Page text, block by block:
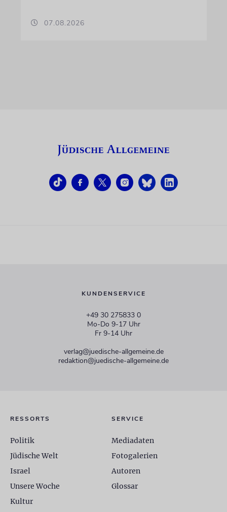
07.08.2026
KUNDENSERVICE
+49 30 275833 0
Mo-Do 9-17 Uhr
Fr 9-14 Uhr
verlag@juedische-allgemeine.de
redaktion@juedische-allgemeine.de
RESSORTS
Politik
Jüdische Welt
Israel
Unsere Woche
Kultur
SERVICE
Mediadaten
Fotogalerien
Autoren
Glossar